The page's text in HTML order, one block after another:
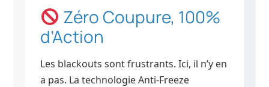
Zéro Coupure, 100%
d’Action
Les blackouts sont frustrants. Ici, il n’y en
a pas. La technologie Anti-Freeze